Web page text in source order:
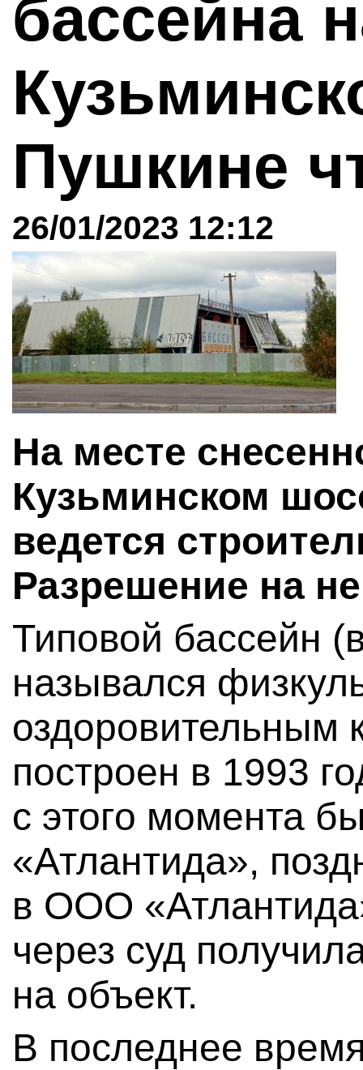
бассейна
Пушкине
26/01/2023 12:12
На месте
Кузьминском
ведется
Разрешение на
Типовой бассейн
назывался
оздоровительным
построен в 1993
с этого момента
«Атлантида»,
в ООО
через суд
на объект.
В последнее